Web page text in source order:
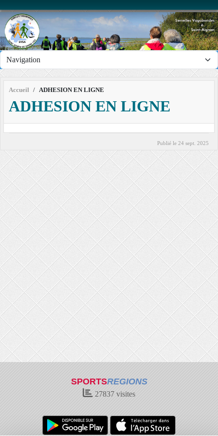
Accueil ADHESION EN LIGNE
ADHESION EN LIGNE
Publié le 24 sept. 2025
SPORTSREGIONS
27837 visites